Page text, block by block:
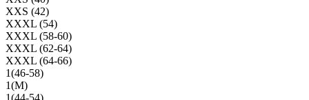
XXS (42)
XXXL (54)
XXXL (58-60)
XXXL (62-64)
XXXL (64-66)
1(46-58)
1(М)
1(44-54)